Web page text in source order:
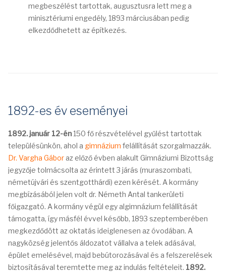
megbeszélést tartottak, augusztusra lett meg a
minisztériumi engedély, 1893 márciusában pedig
elkezdődhetett az építkezés.
1892-es év eseményei
1892. január 12-én 150 fő részvételével gyűlést tartottak
településünkön, ahol a gimnázium felállítását szorgalmazzák.
Dr. Vargha Gábor az előző évben alakult Gimnáziumi Bizottság
jegyzője tolmácsolta az érintett 3 járás (muraszombati,
németújvári és szentgotthárdi) ezen kérését. A kormány
megbízásából jelen volt dr. Németh Antal tankerületi
főigazgató. A kormány végül egy algimnázium felállítását
támogatta, így másfél évvel később, 1893 szeptemberében
megkezdődött az oktatás ideiglenesen az óvodában. A
nagyközség jelentős áldozatot vállalva a telek adásával,
épület emelésével, majd bebútorozásával és a felszerelések
biztosításával teremtette meg az indulás feltételeit. 1892.